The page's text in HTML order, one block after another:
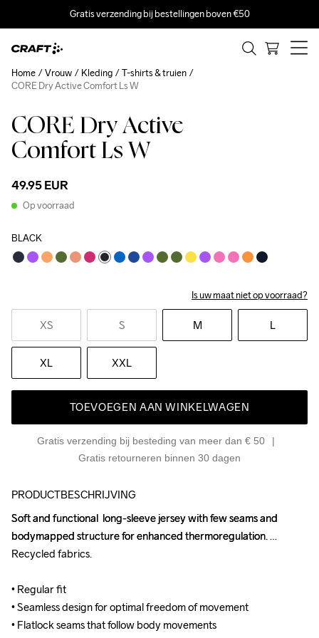
Gratis verzending bij bestellingen boven €50
CORE Dry Active
Comfort Ls W
49.95 EUR
Op voorraad
BLACK
Is uw maat niet op voorraad?
XS S M L
XL XXL
TOEVOEGEN AAN WINKELWAGEN
Gratis verzending bij besteding van meer dan € 50
Gratis retourneren binnen 30 dagen
Home Vrouw Kleding
T-shirts & truien
CORE Dry Active Comfort Ls W
PRODUCTBESCHRIJVING
Soft and functional  long-sleeve jersey with few seams and
bodymapped structure for enhanced thermoregulation.
Recycled fabrics.
• Regular fit
• Seamless design for optimal freedom of movement
• Flatlock seams that follow body movements
Soft and functional  long-sleeve jersey with few seams and
bodymapped structure for enhanced thermoregulation.
Recycled fabrics.
• Regular fit
• Seamless design for optimal freedom of movement
• Flatlock seams that follow body movements